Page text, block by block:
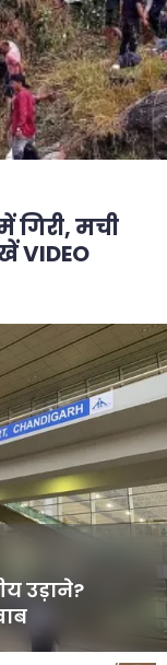
गिरी, मची
VIDEO
उड़ाने?